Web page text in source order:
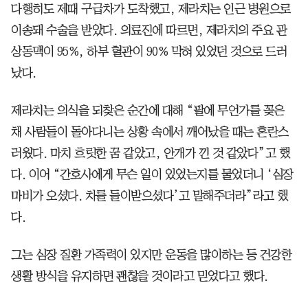
다행히도 제때 구급차가 도착했고, 제라치는 인근 병원으로
이송돼 수술을 받았다. 의료진에 따르면, 제라치의 주요 관
상동맥이 95%, 하부 혈관이 90% 막혀 있었던 것으로 드러
났다.
제라치는 의식을 되찾은 순간에 대해 “팔에 무언가를 꽂은
채 사람들이 돌아다니는 상황 속에서 깨어났을 때는 혼란스
러웠다. 마치 흐릿한 꿈 같았고, 안개가 낀 것 같았다”고 했
다. 이어 “간호사에게 무슨 일이 있었는지를 물었더니 ‘심장
마비가 오셨다. 차를 들이받으셨다’고 말해주더라”라고 했
다.
그는 심장 질환 가족력이 있지만 운동을 많이하는 등 건강한
생활 방식을 유지하면 괜찮을 것이라고 믿었다고 했다.